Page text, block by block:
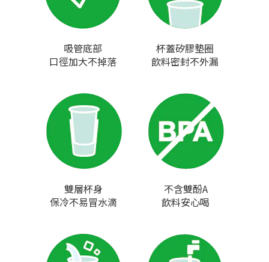
吸管底部
口徑加大不掉落
杯蓋矽膠墊圈
飲料密封不外漏
雙層杯身
保冷不易冒水滴
不含雙酚A
飲料安心喝